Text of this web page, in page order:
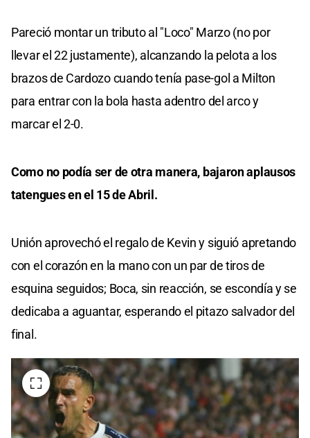
Pareció montar un tributo al "Loco" Marzo (no por
llevar el 22 justamente), alcanzando la pelota a los
brazos de Cardozo cuando tenía pase-gol a Milton
para entrar con la bola hasta adentro del arco y
marcar el 2-0.
Como no podía ser de otra manera, bajaron aplausos
tatengues en el 15 de Abril.
Unión aprovechó el regalo de Kevin y siguió apretando
con el corazón en la mano con un par de tiros de
esquina seguidos; Boca, sin reacción, se escondía y se
dedicaba a aguantar, esperando el pitazo salvador del
final.